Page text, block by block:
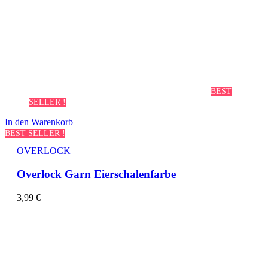
BEST
SELLER !
In den Warenkorb
BEST SELLER !
OVERLOCK
Overlock Garn Eierschalenfarbe
3,99 €